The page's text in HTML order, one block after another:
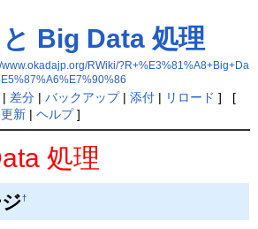
Big Data 処理
www.okadajp.org/RWiki/?R+%E3%81%A8+Big+Da
差分| バックアップ| 添付| リロード ] [
新| ヘルプ]
処理
†